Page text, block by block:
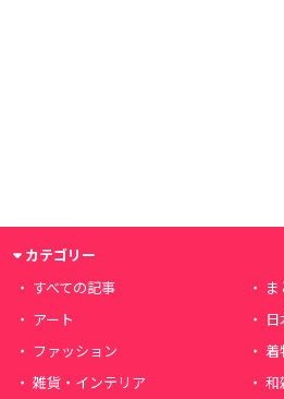
カテゴリー
すべての記事
アート
ファッション
着
雑貨・インテリア
和